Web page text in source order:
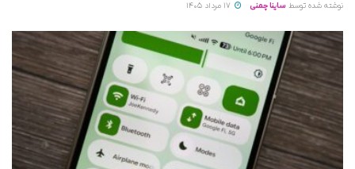
نوشته شده توسط ساینا چمنی